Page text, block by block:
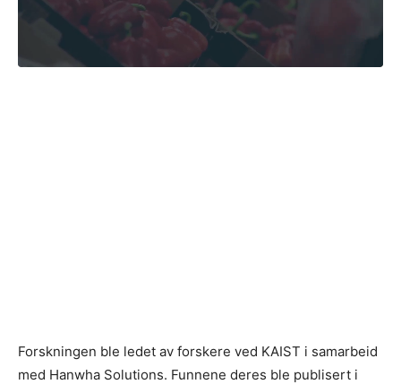
Forskningen ble ledet av forskere ved KAIST i samarbeid
med Hanwha Solutions. Funnene deres ble publisert i